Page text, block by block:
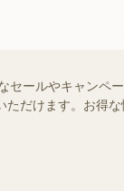
セールやキャンペ
だけます。お得